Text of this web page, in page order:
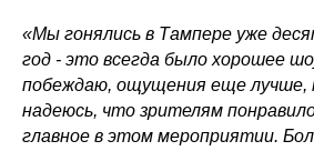
«Мы гонялись в Тампере уже
год - это всегда было хорошее
побеждаю, ощущения еще лучше,
надеюсь, что зрителям
главное в этом мероприятии.